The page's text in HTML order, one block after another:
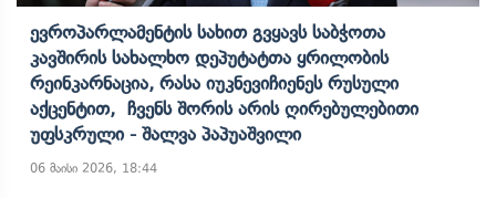
Ევროპარლამენტის Სახით Გვყავს Საბჭოთა
Კავშირის Სახალხო Დეპუტატთა Ყრილობის
Რეინკარნაცია, Რასა Იუკნევიჩიენეს Რუსული
Აქცენტით, Ჩვენს Შორის Არის Ღირებულებითი
Უფსკრული - Შალვა Პაპუაშვილი
06 მაისი 2026, 18:44